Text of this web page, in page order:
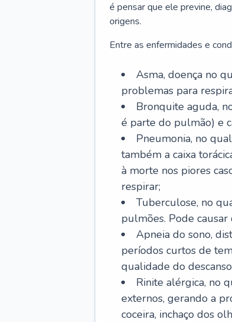
é pensar que ele previne,
origens.
Entre as enfermidades e
Asma, doença no
problemas para
Bronquite aguda,
é parte do pulmão) e
Pneumonia, no
também a caixa
à morte nos piores
respirar;
Tuberculose, no
pulmões. Pode
Apneia do sono,
períodos curtos de
qualidade do
Rinite alérgica, no
externos, gerando a
coceira, inchaço dos